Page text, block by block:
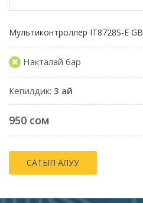
Мультиконтроллер IT8728S-E GB
Накталай бар
Кепилдик: 3 ай
950 сом
САТЫП АЛУУ